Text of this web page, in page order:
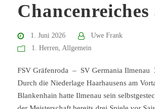
Chancenreiches
1. Juni 2026
Uwe Frank
1. Herren, Allgemein
FSV Gräfenroda – SV Germania
Durch die Niederlage Haarhausens am
Blankenhain hatte Ilmenau sein